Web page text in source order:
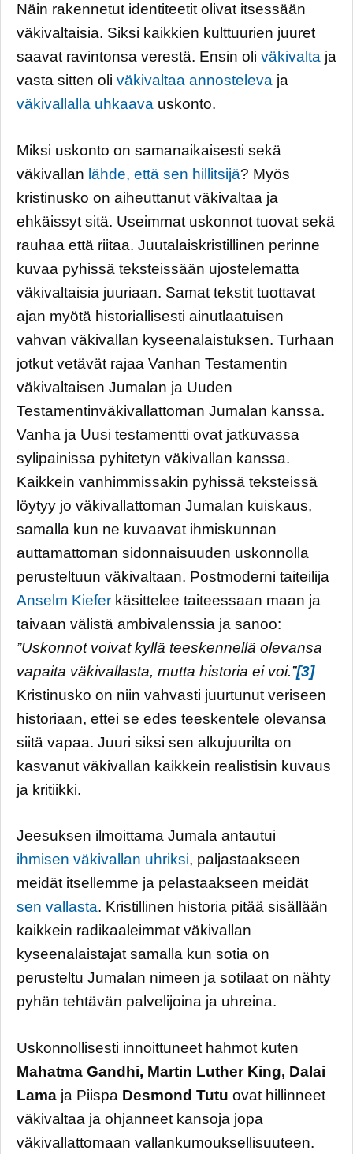
Näin rakennetut identiteetit olivat itsessään
väkivaltaisia. Siksi kaikkien kulttuurien juuret
saavat ravintonsa verestä. Ensin oli väkivalta ja
vasta sitten oli väkivaltaa annosteleva ja
väkivallalla uhkaava uskonto.
Miksi uskonto on samanaikaisesti sekä
väkivallan lähde, että sen hillitsijä? Myös
kristinusko on aiheuttanut väkivaltaa ja
ehkäissyt sitä. Useimmat uskonnot tuovat sekä
rauhaa että riitaa. Juutalaiskristillinen perinne
kuvaa pyhissä teksteissään ujostelematta
väkivaltaisia juuriaan. Samat tekstit tuottavat
ajan myötä historiallisesti ainutlaatuisen
vahvan väkivallan kyseenalaistuksen. Turhaan
jotkut vetävät rajaa Vanhan Testamentin
väkivaltaisen Jumalan ja Uuden
Testamentinväkivallattoman Jumalan kanssa.
Vanha ja Uusi testamentti ovat jatkuvassa
sylipainissa pyhitetyn väkivallan kanssa.
Kaikkein vanhimmissakin pyhissä teksteissä
löytyy jo väkivallattoman Jumalan kuiskaus,
samalla kun ne kuvaavat ihmiskunnan
auttamattoman sidonnaisuuden uskonnolla
perusteltuun väkivaltaan. Postmoderni taiteilija
Anselm Kiefer käsittelee taiteessaan maan ja
taivaan välistä ambivalenssia ja sanoo:
”Uskonnot voivat kyllä teeskennellä olevansa
vapaita väkivallasta, mutta historia ei voi.”[3]
Kristinusko on niin vahvasti juurtunut veriseen
historiaan, ettei se edes teeskentele olevansa
siitä vapaa. Juuri siksi sen alkujuurilta on
kasvanut väkivallan kaikkein realistisin kuvaus
ja kritiikki.
Jeesuksen ilmoittama Jumala antautui
ihmisen väkivallan uhriksi, paljastaakseen
meidät itsellemme ja pelastaakseen meidät
sen vallasta. Kristillinen historia pitää sisällään
kaikkein radikaaleimmat väkivallan
kyseenalaistajat samalla kun sotia on
perusteltu Jumalan nimeen ja sotilaat on nähty
pyhän tehtävän palvelijoina ja uhreina.
Uskonnollisesti innoittuneet hahmot kuten
Mahatma Gandhi, Martin Luther King, Dalai
Lama ja Piispa Desmond Tutu ovat hillinneet
väkivaltaa ja ohjanneet kansoja jopa
väkivallattomaan vallankumouksellisuuteen.